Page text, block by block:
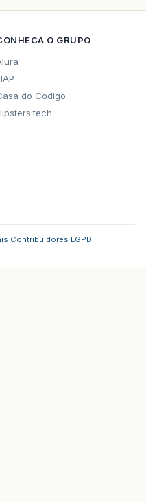
O GRUPO
do Codigo
Contribuidores LGPD